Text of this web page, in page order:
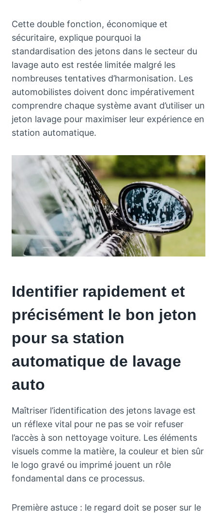
Cette double fonction, économique et
sécuritaire, explique pourquoi la
standardisation des jetons dans le secteur du
lavage auto est restée limitée malgré les
nombreuses tentatives d’harmonisation. Les
automobilistes doivent donc impérativement
comprendre chaque système avant d’utiliser un
jeton lavage pour maximiser leur expérience en
station automatique.
Identifier rapidement et
précisément le bon jeton
pour sa station
automatique de lavage
auto
Maîtriser l’identification des jetons lavage est
un réflexe vital pour ne pas se voir refuser
l’accès à son nettoyage voiture. Les éléments
visuels comme la matière, la couleur et bien sûr
le logo gravé ou imprimé jouent un rôle
fondamental dans ce processus.
Première astuce : le regard doit se poser sur le